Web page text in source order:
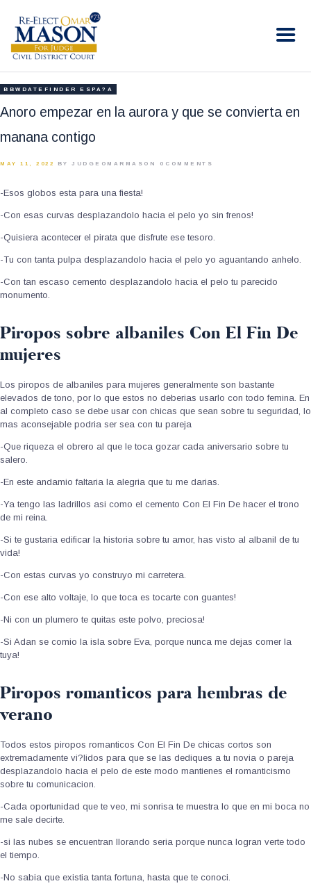
RE-ELECT OMAR MASON JUDGE
HOME
BIO
CONTACT
BBWDATEFINDER ESPA?A
Anoro empezar en la aurora y que se convierta en
manana contigo
MAY 11, 2022 BY JUDGEOMARMASON 0 COMMENTS
-Esos globos esta para una fiesta!
-Con esas curvas desplazandolo hacia el pelo yo sin frenos!
-Quisiera acontecer el pirata que disfrute ese tesoro.
-Tu con tanta pulpa desplazandolo hacia el pelo yo aguantando anhelo.
-Con tan escaso cemento desplazandolo hacia el pelo tu parecido
monumento.
Piropos sobre albaniles Con El Fin De
mujeres
Los piropos de albaniles para mujeres generalmente son bastante
elevados de tono, por lo que estos no deberias usarlo con todo femina. En
al completo caso se debe usar con chicas que sean sobre tu seguridad, lo
mas aconsejable podri­a ser sea con tu pareja
-Que riqueza el obrero al que le toca gozar cada aniversario sobre tu
salero.
-En este andamio faltaria la alegria que tu me darias.
-Ya tengo las ladrillos asi­ como el cemento Con El Fin De hacer el trono
de mi reina.
-Si te gustaria edificar la historia sobre tu amor, has visto al albanil de tu
vida!
-Con estas curvas yo construyo mi carretera.
-Con ese alto voltaje, lo que toca es tocarte con guantes!
-Ni con un plumero te quitas este polvo, preciosa!
-Si Adan se comio la isla sobre Eva, porque nunca me dejas comer la
tuya!
Piropos romanticos para hembras de
verano
Todos estos piropos romanticos Con El Fin De chicas cortos son
extremadamente vi?lidos para que se las dediques a tu novia o pareja
desplazandolo hacia el pelo de este modo mantienes el romanticismo
sobre tu comunicacion.
-Cada oportunidad que te veo, mi sonrisa te muestra lo que en mi boca no
me sale decirte.
-si las nubes se encuentran llorando seri­a porque nunca logran verte todo
el tiempo.
-No sabia que existia tanta fortuna, hasta que te conoci.